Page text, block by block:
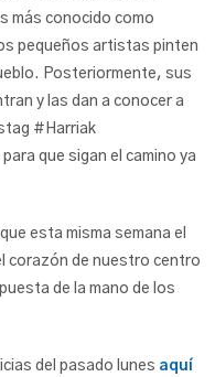
más conocido como
pequeños artistas pinten
Posteriormente, sus
y las dan a conocer a
#Harriak
que sigan el camino ya
esta misma semana el
corazón de nuestro centro
de la mano de los
del pasado lunes aquí